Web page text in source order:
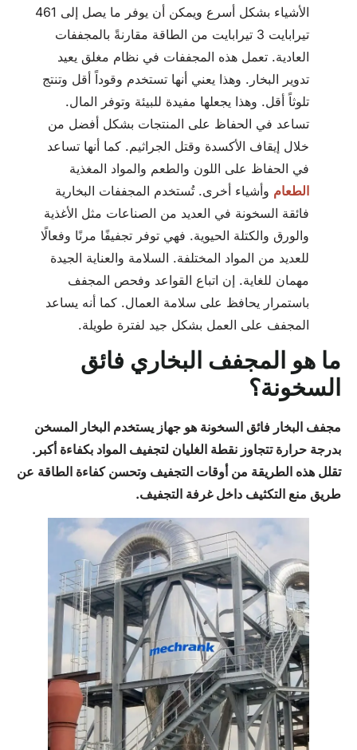
الأشياء بشكل أسرع ويمكن أن يوفر ما يصل إلى 461
تيرابايت 3 تيرابايت من الطاقة مقارنةً بالمجففات
العادية. تعمل هذه المجففات في نظام مغلق يعيد
تدوير البخار. وهذا يعني أنها تستخدم وقوداً أقل وتنتج
تلوثاً أقل. وهذا يجعلها مفيدة للبيئة وتوفر المال.
تساعد في الحفاظ على المنتجات بشكل أفضل من
خلال إيقاف الأكسدة وقتل الجراثيم. كما أنها تساعد
في الحفاظ على اللون والطعم والمواد المغذية
الطعام وأشياء أخرى. تُستخدم المجففات البخارية
فائقة السخونة في العديد من الصناعات مثل الأغذية
والورق والكتلة الحيوية. فهي توفر تجفيفًا مرنًا وفعالًا
للعديد من المواد المختلفة. السلامة والعناية الجيدة
مهمان للغاية. إن اتباع القواعد وفحص المجفف
باستمرار يحافظ على سلامة العمال. كما أنه يساعد
المجفف على العمل بشكل جيد لفترة طويلة.
ما هو المجفف البخاري فائق
السخونة؟
مجفف البخار فائق السخونة هو جهاز يستخدم البخار المسخن
بدرجة حرارة تتجاوز نقطة الغليان لتجفيف المواد بكفاءة أكبر.
تقلل هذه الطريقة من أوقات التجفيف وتحسن كفاءة الطاقة عن
طريق منع التكثيف داخل غرفة التجفيف.